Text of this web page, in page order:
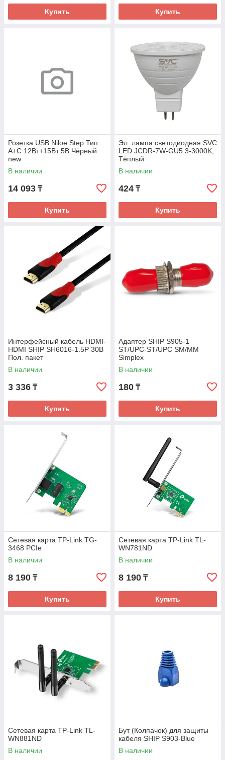
Купить Купить
Розетка USB Niloe Step Тип
А+C 12Вт+15Вт 5В Чёрный
new
В наличии
14 093 ₸
Купить
Эл. лампа светодиодная SVC
LED JCDR-7W-GU5.3-3000K,
Тёплый
В наличии
424 ₸
Купить
Интерфейсный кабель HDMI-
HDMI SHIP SH6016-1.5P 30В
Пол. пакет
В наличии
3 336 ₸
Купить
Адаптер SHIP S905-1
ST/UPC-ST/UPC SM/MM
Simplex
В наличии
180 ₸
Купить
Сетевая карта TP-Link TG-
3468 PCIe
В наличии
8 190 ₸
Купить
Сетевая карта TP-Link TL-
WN781ND
В наличии
8 190 ₸
Купить
Сетевая карта TP-Link TL-
WN881ND
В наличии
Бут (Колпачок) для защиты
кабеля SHIP S903-Blue
В наличии